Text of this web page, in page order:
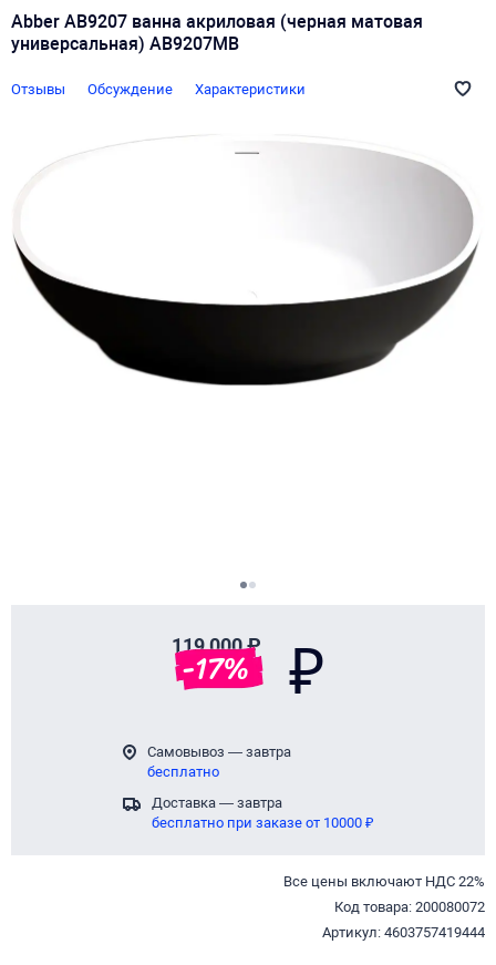
Abber AB9207 ванна акриловая (черная матовая
универсальная) AB9207MB
Отзывы Обсуждение Характеристики
119 000 ₽
-17% ₽
Самовывоз — завтра
бесплатно
Доставка — завтра
бесплатно при заказе от 10000 ₽
Все цены включают НДС 22%
Код товара: 200080072
Артикул: 4603757419444